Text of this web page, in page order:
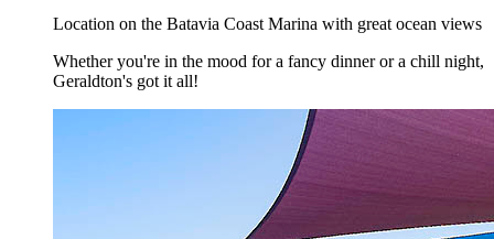
Location on the Batavia Coast Marina with great ocean views
Whether you're in the mood for a fancy dinner or a chill night,
Geraldton's got it all!